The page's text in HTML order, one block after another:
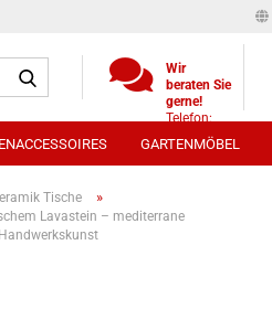
Wir
beraten Sie
gerne!
Telefon:
(0)521
9886494
5330431
GARTENMÖBEL
Tische »
Lavastein – mediterrane